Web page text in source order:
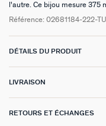
PALAIS ROYAL
VICTOIRE
l'autre. Ce bijou mesure 375
Référence: 02681184-222-TU
DÉTAILS DU PRODUIT
LIVRAISON
RETOURS ET ÉCHANGES